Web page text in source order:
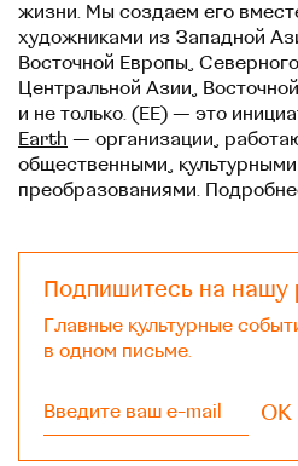
жизни. Мы создаем его
художниками из Западной
Восточной Европы,
Центральной Азии,
и не только. (EE) — это
Earth — организации,
общественными,
преобразованиями.
Подпишитесь на нашу
Главные культурные
в одном письме.
OK